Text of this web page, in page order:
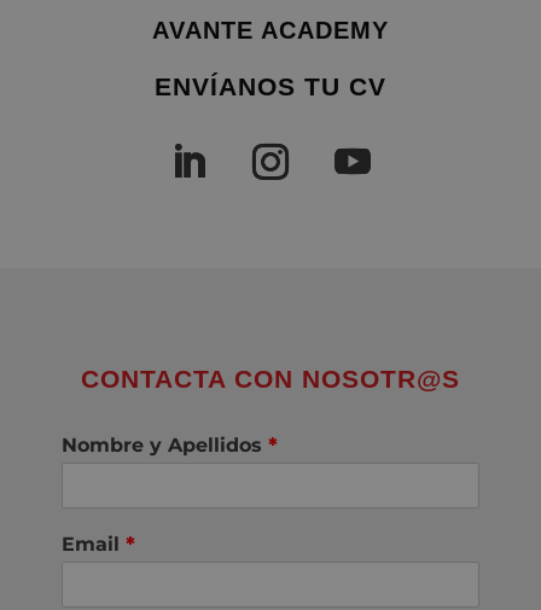
AVANTE ACADEMY
ENVÍANOS TU CV
CONTACTA CON NOSOTR@S
Nombre y Apellidos *
Email *